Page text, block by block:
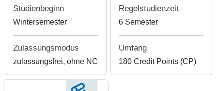
Studienbeginn
Wintersemester
Zulassungsmodus
zulassungsfrei, ohne NC
Regelstudienzeit
6 Semester
Umfang
180 Credit Points (CP)